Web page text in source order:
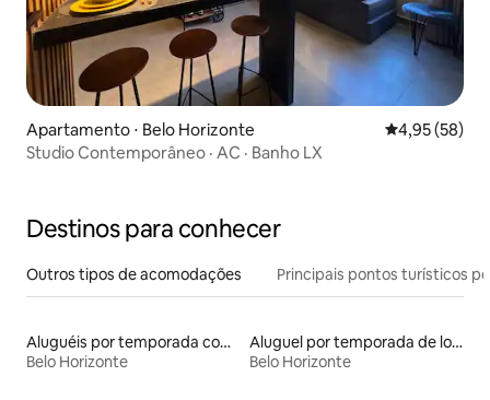
Apartamento ⋅ Belo Horizonte 4,95 de uma
4,95 (58)
Studio Contemporâneo · AC · Banho LX
Destinos para conhecer
Outros tipos de acomodações Principais pontos turísticos
Aluguéis por temporada com sauna
Belo Horizonte
Aluguel por temporada de lofts
Belo Horizonte